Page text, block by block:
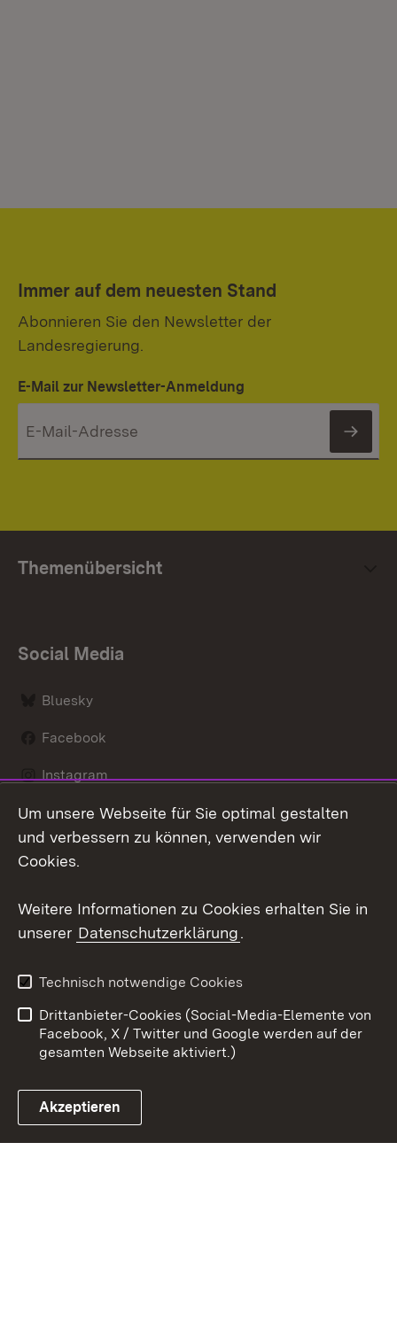
Immer auf dem neuesten Stand
Abonnieren Sie den Newsletter der
Landesregierung.
E-Mail zur Newsletter-Anmeldung
Themenübersicht
Social Media
Bluesky
Facebook
Instagram
LinkedIn
Link zum Landesportal
Datenschutz
Barrierefreiheit
Impressum
Cookies
Um unsere Webseite für Sie optimal gestalten
und verbessern zu können, verwenden wir
Cookies.
Weitere Informationen zu Cookies erhalten Sie in
unserer Datenschutzerklärung.
Technisch notwendige Cookies
Drittanbieter-Cookies (Social-Media-Elemente von
Facebook, X / Twitter und Google werden auf der
gesamten Webseite aktiviert.)
Akzeptieren